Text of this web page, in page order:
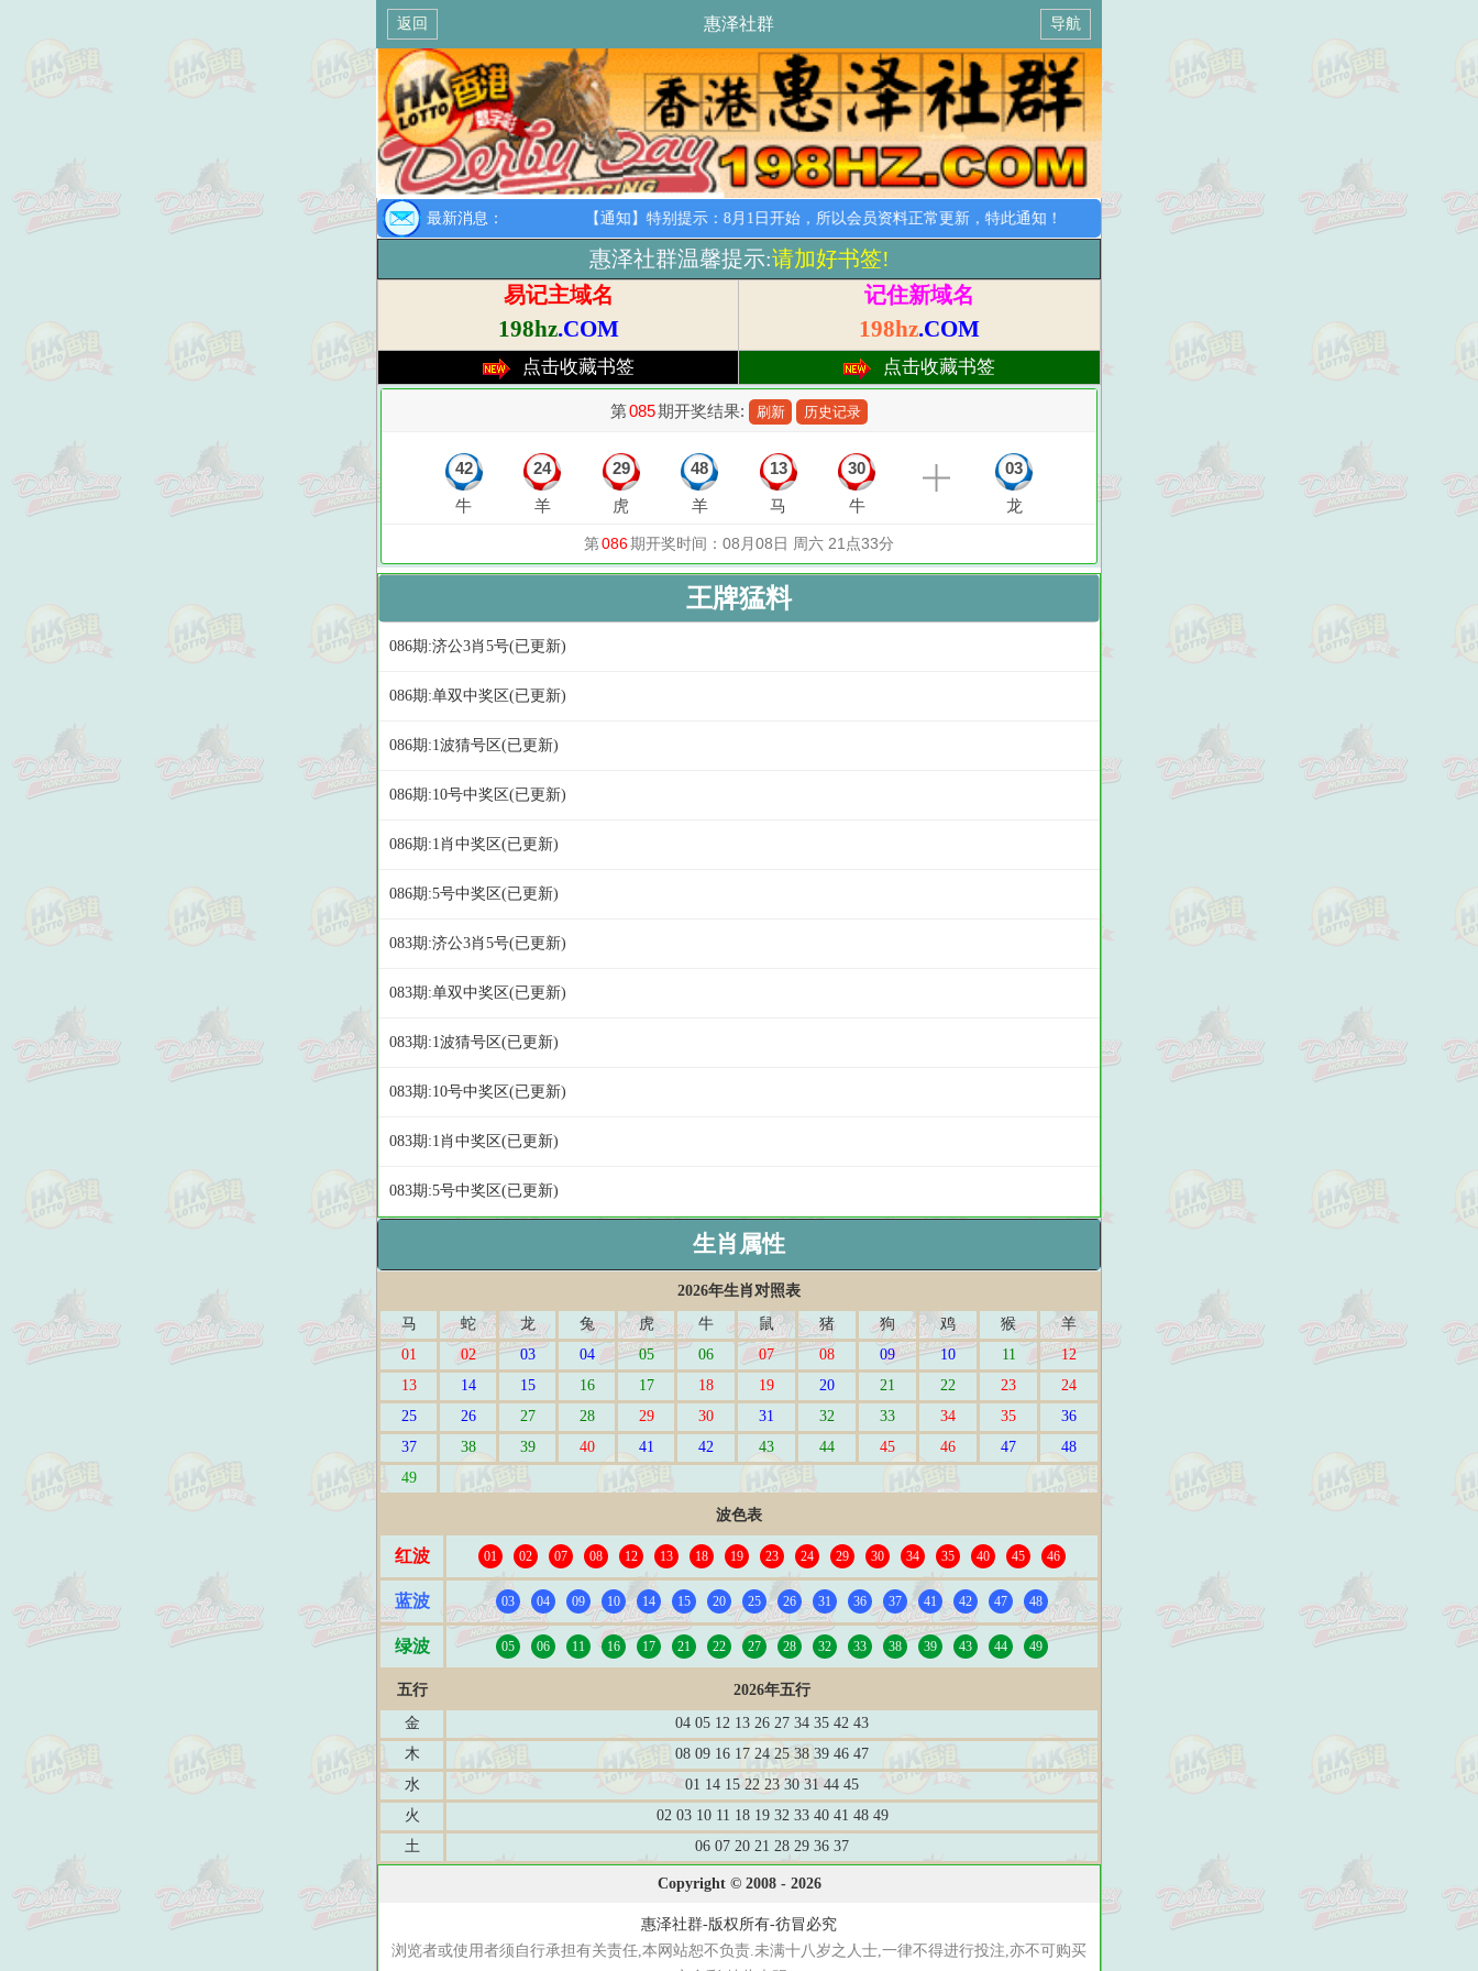
返回 惠泽社群 导航
最新消息： 【通知】特别提示：8月1日开始，所以会员资料正常更新，特此通知！
惠泽社群温馨提示:请加好书签!
易记主域名
198hz.COM
记住新域名
198hz.COM
点击收藏书签 点击收藏书签
王牌猛料
086期:济公3肖5号(已更新)
086期:单双中奖区(已更新)
086期:1波猜号区(已更新)
086期:10号中奖区(已更新)
086期:1肖中奖区(已更新)
086期:5号中奖区(已更新)
083期:济公3肖5号(已更新)
083期:单双中奖区(已更新)
083期:1波猜号区(已更新)
083期:10号中奖区(已更新)
083期:1肖中奖区(已更新)
083期:5号中奖区(已更新)
生肖属性
2026年生肖对照表
马
蛇 龙 兔 虎 牛 鼠 猪 狗 鸡 猴
羊
01
02 03 04 05 06 07 08 09 10 11
12
13
14 15 16 17 18 19 20 21 22 23
24
25
26 27 28 29 30 31 32 33 34 35
36
37
38 39 40 41 42 43 44 45 46 47
48
49
波色表
红波 01 02 07 08 12 13 18 19 23 24 29 30 34 35 40 45 46
蓝波 03 04 09 10 14 15 20 25 26 31 36 37 41 42 47 48
绿波 05 06 11 16 17 21 22 27 28 32 33 38 39 43 44 49
五行
2026年五行
金
04 05 12 13 26 27 34 35 42 43
木
08 09 16 17 24 25 38 39 46 47
水
01 14 15 22 23 30 31 44 45
火
02 03 10 11 18 19 32 33 40 41 48 49
土
06 07 20 21 28 29 36 37
Copyright © 2008 - 2026
惠泽社群-版权所有-彷冒必究
浏览者或使用者须自行承担有关责任,本网站恕不负责.未满十八岁之人士,一律不得进行投注,亦不可购买